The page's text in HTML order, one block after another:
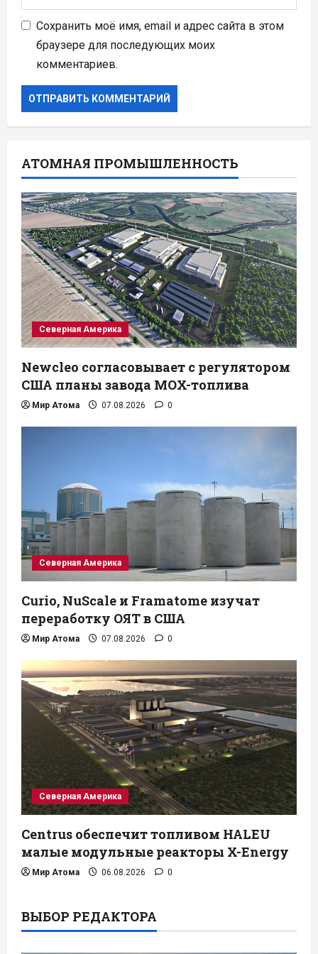
Сохранить моё имя, email и адрес сайта в этом
браузере для последующих моих
комментариев.
АТОМНАЯ ПРОМЫШЛЕННОСТЬ
Северная Америка
Newcleo согласовывает с регулятором
США планы завода MOX-топлива
Мир Атома 07.08.2026 0
Северная Америка
Curio, NuScale и Framatome изучат
переработку ОЯТ в США
Мир Атома 07.08.2026 0
Северная Америка
Centrus обеспечит топливом HALEU
малые модульные реакторы X-Energy
Мир Атома 06.08.2026 0
ВЫБОР РЕДАКТОРА